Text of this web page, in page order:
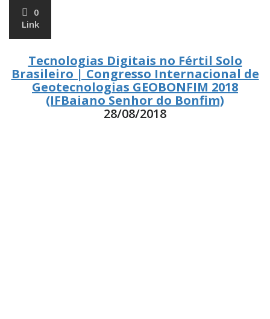
0
Link
Tecnologias Digitais no Fértil Solo
Brasileiro | Congresso Internacional de
Geotecnologias GEOBONFIM 2018
(IFBaiano Senhor do Bonfim)
28/08/2018